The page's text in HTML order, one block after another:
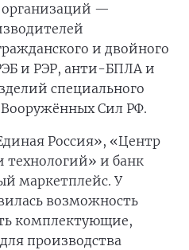
организаций —
и двойного
и РЭР, анти-БПЛА и
специального
Сил РФ.
Россия», «Центр
технологий» и банк
маркетплейс. У
возможность
комплектующие,
производства